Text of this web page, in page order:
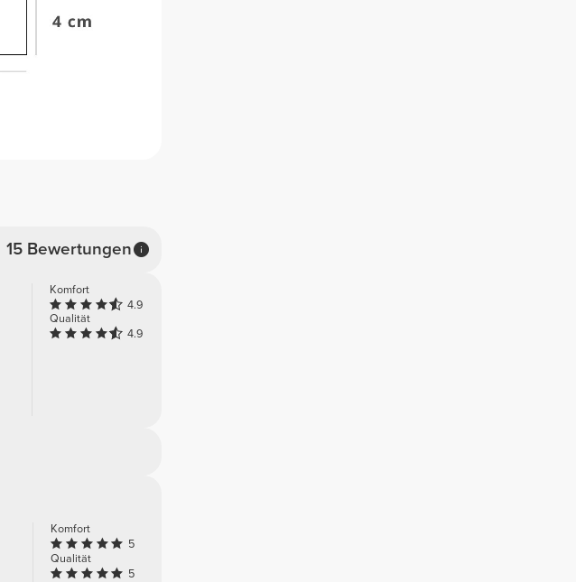
15 Bewertungen
Komfort
4.9
Qualität
4.9
Komfort
5
Qualität
5